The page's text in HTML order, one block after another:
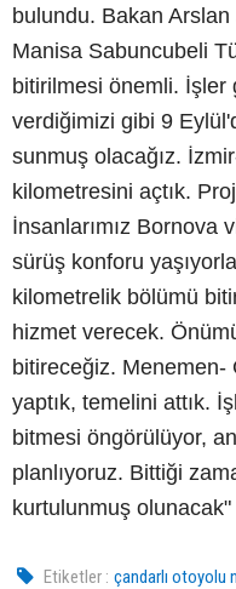
bulundu. Bakan
Manisa Sabuncubeli
bitirilmesi önemli. İşler
verdiğimizi gibi 9
sunmuş olacağız.
kilometresini açtık.
İnsanlarımız Bornova
sürüş konforu
kilometrelik bölümü
hizmet verecek.
bitireceğiz. Menemen-
yaptık, temelini attık.
bitmesi öngörülüyor,
planlıyoruz. Bittiği
kurtulunmuş olunacak"
Etiketler : çandarlı otoyolu